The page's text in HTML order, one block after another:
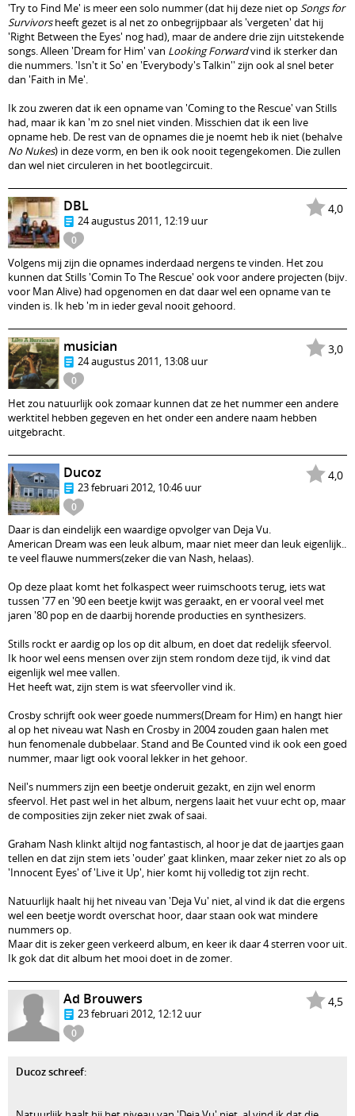
'Try to Find Me' is meer een solo nummer (dat hij deze niet opSongs for
Survivorsheeft gezet is al net zo onbegrijpbaar als 'vergeten' dat hij
'Right Between the Eyes' nog had), maar de andere drie zijn uitstekende
songs. Alleen 'Dream for Him' van Looking Forwardvind ik sterker dan
die nummers. 'Isn't it So' en 'Everybody's Talkin'' zijn ook al snel beter
dan 'Faith in Me'.
Ik zou zweren dat ik een opname van 'Coming to the Rescue' van Stills
had, maar ik kan 'm zo snel niet vinden. Misschien dat ik een live
opname heb. De rest van de opnames die je noemt heb ik niet (behalve
No Nukes) in deze vorm, en ben ik ook nooit tegengekomen. Die zullen
dan wel niet circuleren in het bootlegcircuit.
4,0
0
DBL
24 augustus 2011, 12:19 uur
Volgens mij zijn die opnames inderdaad nergens te vinden. Het zou
kunnen dat Stills 'Comin To The Rescue' ook voor andere projecten (bijv.
voor Man Alive) had opgenomen en dat daar wel een opname van te
vinden is. Ik heb 'm in ieder geval nooit gehoord.
3,0
0
musician
24 augustus 2011, 13:08 uur
Het zou natuurlijk ook zomaar kunnen dat ze het nummer een andere
werktitel hebben gegeven en het onder een andere naam hebben
uitgebracht.
4,0
0
Ducoz
23 februari 2012, 10:46 uur
Daar is dan eindelijk een waardige opvolger van Deja Vu.
American Dream was een leuk album, maar niet meer dan leuk eigenlijk..
te veel flauwe nummers(zeker die van Nash, helaas).
Op deze plaat komt het folkaspect weer ruimschoots terug, iets wat
tussen '77 en '90 een beetje kwijt was geraakt, en er vooral veel met
jaren '80 pop en de daarbij horende producties en synthesizers.
Stills rockt er aardig op los op dit album, en doet dat redelijk sfeervol.
Ik hoor wel eens mensen over zijn stem rondom deze tijd, ik vind dat
eigenlijk wel mee vallen.
Het heeft wat, zijn stem is wat sfeervoller vind ik.
Crosby schrijft ook weer goede nummers(Dream for Him) en hangt hier
al op het niveau wat Nash en Crosby in 2004 zouden gaan halen met
hun fenomenale dubbelaar. Stand and Be Counted vind ik ook een goed
nummer, maar ligt ook vooral lekker in het gehoor.
Neil's nummers zijn een beetje onderuit gezakt, en zijn wel enorm
sfeervol. Het past wel in het album, nergens laait het vuur echt op, maar
de composities zijn zeker niet zwak of saai.
Graham Nash klinkt altijd nog fantastisch, al hoor je dat de jaartjes gaan
tellen en dat zijn stem iets 'ouder' gaat klinken, maar zeker niet zo als op
'Innocent Eyes' of 'Live it Up', hier komt hij volledig tot zijn recht.
Natuurlijk haalt hij het niveau van 'Deja Vu' niet, al vind ik dat die ergens
wel een beetje wordt overschat hoor, daar staan ook wat mindere
nummers op.
Maar dit is zeker geen verkeerd album, en keer ik daar 4 sterren voor uit.
Ik gok dat dit album het mooi doet in de zomer.
4,5
0
Ad Brouwers
23 februari 2012, 12:12 uur
Ducoz schreef: